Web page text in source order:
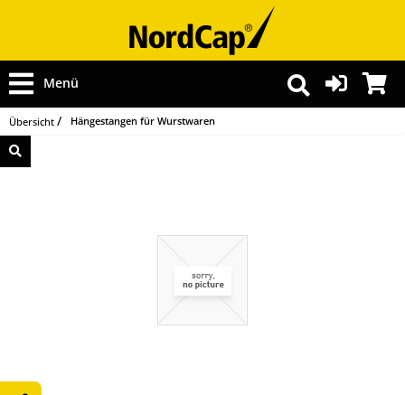
Menü
Übersicht Hängestangen für Wurstwaren